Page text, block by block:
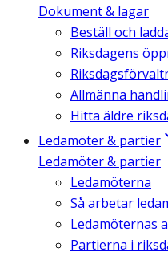
Dokument & lagar
Beställ och
Riksdagens
Allmänna
Hitta äldre
Ledamöter & partier
Ledamöter & partier
Ledamöterna
Så arbetar
Ledamöternas
Partierna i